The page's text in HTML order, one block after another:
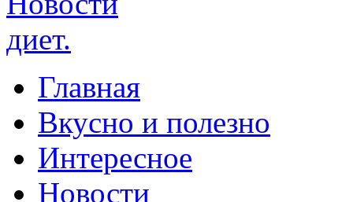
Главная
Вкусно и полезно
Интересное
Новости